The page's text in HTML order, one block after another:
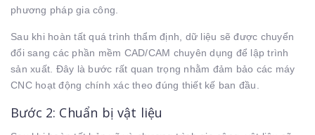
phương pháp gia công.
Sau khi hoàn tất quá trình thẩm định, dữ liệu sẽ được chuyển
đổi sang các phần mềm CAD/CAM chuyên dụng để lập trình
sản xuất. Đây là bước rất quan trọng nhằm đảm bảo các máy
CNC hoạt động chính xác theo đúng thiết kế ban đầu.
Bước 2: Chuẩn bị vật liệu